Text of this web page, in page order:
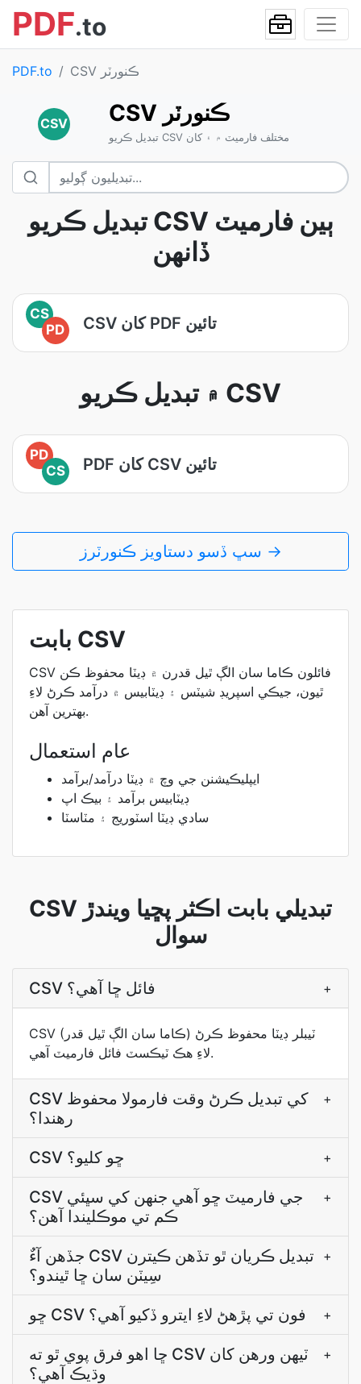
PDF.to
PDF.to CSV ڪنورٽر
CSV CSV ڪنورٽر
تبديل ڪريو CSV مختلف فارميٽ ۾ ۽ کان
تبديل ڪريو CSV ٻين فارميٽ
ڏانهن
CS
PD
CSV کان PDF تائين
۾ تبديل ڪريو CSV
PD
CS
PDF کان CSV تائين
سڀ ڏسو دستاويز ڪنورٽرز →
بابت CSV
CSV فائلون ڪاما سان الڳ ٿيل قدرن ۾ ڊيٽا محفوظ ڪن
ٿيون، جيڪي اسپريڊ شيٽس ۽ ڊيٽابيس ۾ درآمد ڪرڻ لاءِ
بهترين آهن.
عام استعمال
ايپليڪيشنن جي وچ ۾ ڊيٽا درآمد/برآمد
ڊيٽابيس برآمد ۽ بيڪ اپ
سادي ڊيٽا اسٽوريج ۽ مٽاسٽا
CSV تبديلي بابت اڪثر پڇيا ويندڙ
سوال
CSV فائل ڇا آھي؟ +
CSV (ڪاما سان الڳ ٿيل قدر) ٽيبلر ڊيٽا محفوظ ڪرڻ
لاءِ هڪ ٽيڪسٽ فائل فارميٽ آهي.
CSV کي تبديل ڪرڻ وقت فارمولا محفوظ
رهندا؟
+
CSV ڇو کليو؟ +
CSV جي فارميٽ ڇو آهي جنھن کي سڀئي
ڪم تي موڪليندا آھن؟
+
جڏھن آءٌ CSV تبديل ڪريان ٿو تڏھن ڪيترن
سِيٽن سان ڇا ٿيندو؟
+
ڇو CSV فون تي پڙهڻ لاءِ ايترو ڏکيو آهي؟ +
ڇا اھو فرق پوي ٿو ته CSV ٽيھن ورھن کان
وڌيڪ آھي؟
+